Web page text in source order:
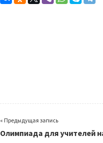
« Предыдущая запись
Олимпиада для учителей